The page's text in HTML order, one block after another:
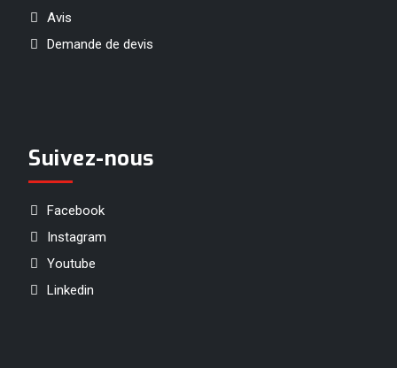
Avis
Demande de devis
Suivez-nous
Facebook
Instagram
Youtube
Linkedin